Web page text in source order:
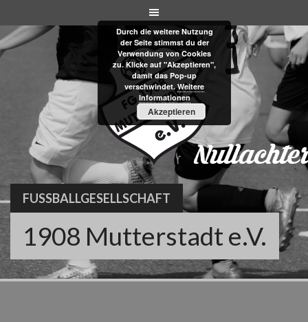
to
content
FUSSBALLGESELLSCHAFT
1908 Mutterstadt e.V.
Durch die weitere Nutzung
der Seite stimmst du der
Verwendung von Cookies
zu. Klicke auf "Akzeptieren",
damit das Pop-up
verschwindet.Weitere
Informationen
Akzeptieren